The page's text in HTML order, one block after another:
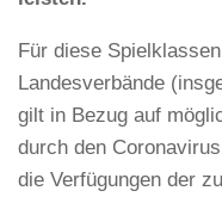
Für diese
Landesverbände
gilt in Bezug auf
durch den
die Verfügungen der